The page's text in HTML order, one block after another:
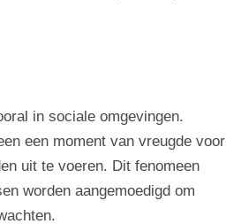
in sociale omgevingen.
een moment van vreugde voor
uit te voeren. Dit fenomeen
worden aangemoedigd om